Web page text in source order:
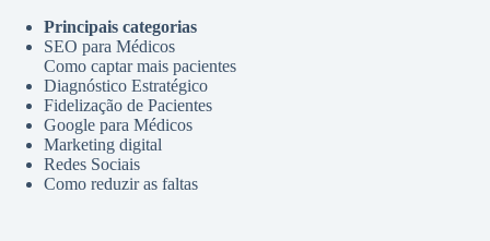
Principais categorias
SEO para Médicos
Como captar mais pacientes
Diagnóstico Estratégico
Fidelização de Pacientes
Google para Médicos
Marketing digital
Redes Sociais
Como reduzir as faltas